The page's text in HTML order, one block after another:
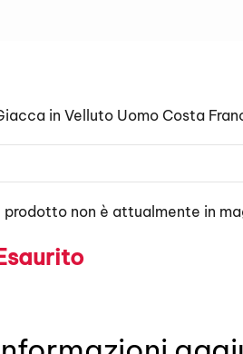
in Velluto Uomo Costa
prodotto non è attualmente in